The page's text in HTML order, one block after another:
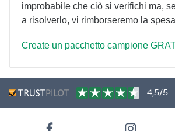
improbabile che ciò si verifichi ma,
a risolverlo, vi rimborseremo la
Create un pacchetto campione
4,5/5